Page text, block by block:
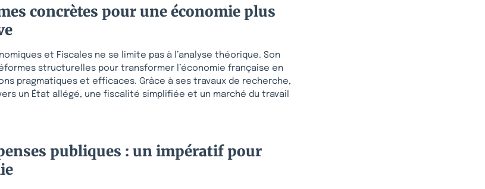
concrètes pour une économie plus
et Fiscales ne se limite pas à l’analyse théorique. Son
structurelles pour transformer l’économie française en
pragmatiques et efficaces. Grâce à ses travaux de recherche,
un État allégé, une fiscalité simplifiée et un marché du travail
publiques : un impératif pour